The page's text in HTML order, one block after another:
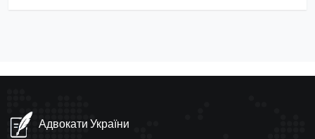
Адвокати України